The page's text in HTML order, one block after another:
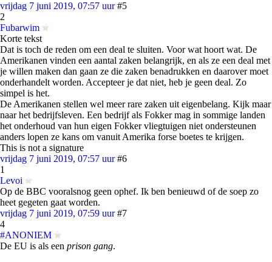
vrijdag 7 juni 2019, 07:57 uur #5
2
Fubarwim
Korte tekst
Dat is toch de reden om een deal te sluiten. Voor wat hoort wat. De
Amerikanen vinden een aantal zaken belangrijk, en als ze een deal met
je willen maken dan gaan ze die zaken benadrukken en daarover moet
onderhandelt worden. Accepteer je dat niet, heb je geen deal. Zo
simpel is het.
De Amerikanen stellen wel meer rare zaken uit eigenbelang. Kijk maar
naar het bedrijfsleven. Een bedrijf als Fokker mag in sommige landen
het onderhoud van hun eigen Fokker vliegtuigen niet ondersteunen
anders lopen ze kans om vanuit Amerika forse boetes te krijgen.
This is not a signature
vrijdag 7 juni 2019, 07:57 uur #6
1
Levoi
Op de BBC vooralsnog geen ophef. Ik ben benieuwd of de soep zo
heet gegeten gaat worden.
vrijdag 7 juni 2019, 07:59 uur #7
4
#ANONIEM
De EU is als een prison gang.